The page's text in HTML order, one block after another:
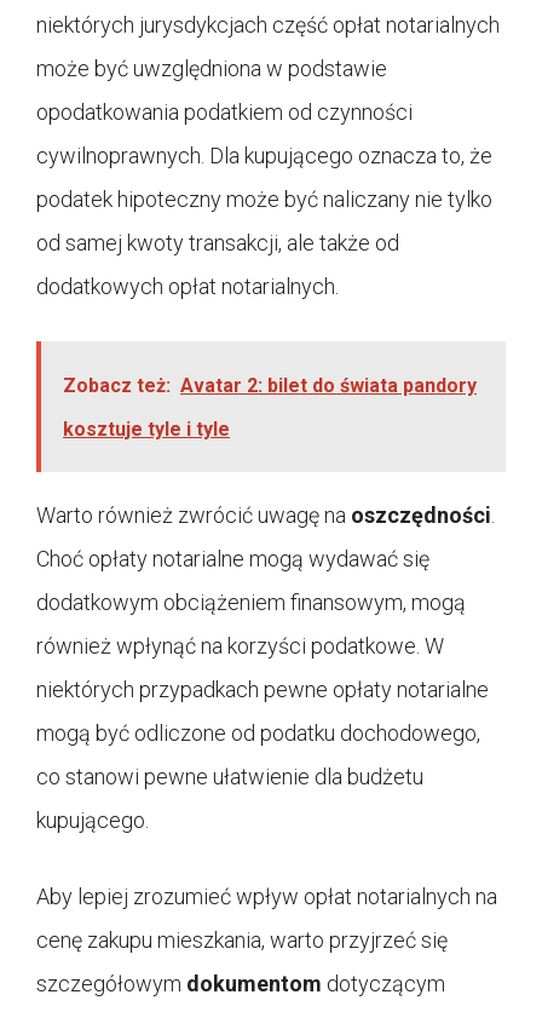
niektórych jurysdykcjach część opłat notarialnych
może być uwzględniona w podstawie
opodatkowania podatkiem od czynności
cywilnoprawnych. Dla kupującego oznacza to, że
podatek hipoteczny może być naliczany nie tylko
od samej kwoty transakcji, ale także od
dodatkowych opłat notarialnych.
Zobacz też: Avatar 2: bilet do świata pandory
kosztuje tyle i tyle
Warto również zwrócić uwagę na oszczędności
Choć opłaty notarialne mogą wydawać się
dodatkowym obciążeniem finansowym, mogą
również wpłynąć na korzyści podatkowe. W
niektórych przypadkach pewne opłaty notarialne
mogą być odliczone od podatku dochodowego,
co stanowi pewne ułatwienie dla budżetu
kupującego.
Aby lepiej zrozumieć wpływ opłat notarialnych na
cenę zakupu mieszkania, warto przyjrzeć się
szczegółowym dokumentom dotyczącym